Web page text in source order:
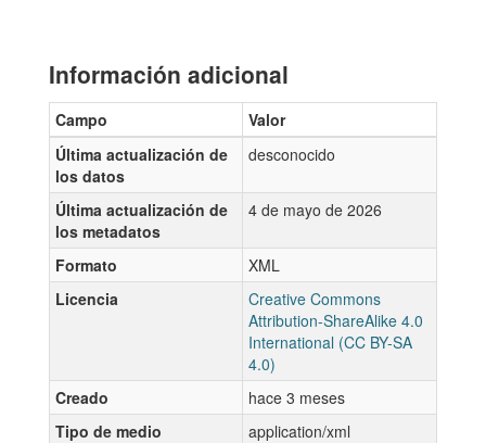
Información adicional
Campo
Valor
Última actualización de
los datos
desconocido
Última actualización de
los metadatos
4 de mayo de 2026
Formato
XML
Licencia
Creative Commons
Attribution-ShareAlike 4.0
International (CC BY-SA
4.0)
Creado
hace 3 meses
Tipo de medio
application/xml